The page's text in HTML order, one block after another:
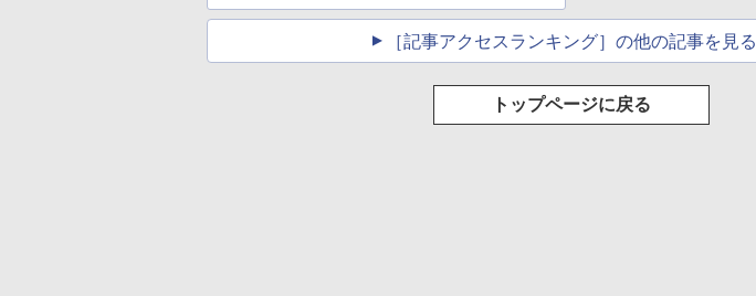
［記事アクセスランキング］の他の記事を見る
トップページに戻る